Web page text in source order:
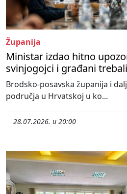
Županija
Ministar izdao hitno
svinjogojci i građani
Brodsko-posavska županija i
područja u Hrvatskoj u ko...
28.07.2026. u 20:00